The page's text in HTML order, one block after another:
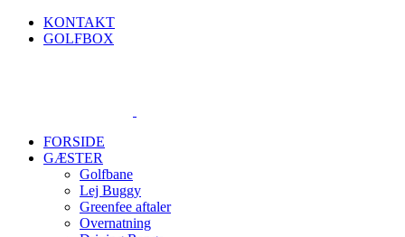
Skip
KONTAKT
GOLFBOX
FORSIDE
GÆSTER
Golfbane
Lej Buggy
Greenfee aftaler
Overnatning